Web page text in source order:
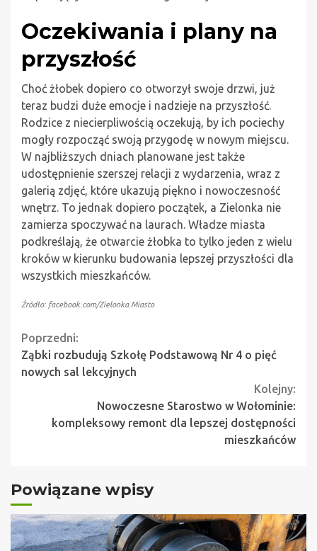
Oczekiwania i plany na
przyszłość
Choć żłobek dopiero co otworzył swoje drzwi, już
teraz budzi duże emocje i nadzieje na przyszłość.
Rodzice z niecierpliwością oczekują, by ich pociechy
mogły rozpocząć swoją przygodę w nowym miejscu.
W najbliższych dniach planowane jest także
udostępnienie szerszej relacji z wydarzenia, wraz z
galerią zdjęć, które ukazują piękno i nowoczesność
wnętrz. To jednak dopiero początek, a Zielonka nie
zamierza spoczywać na laurach. Władze miasta
podkreślają, że otwarcie żłobka to tylko jeden z wielu
kroków w kierunku budowania lepszej przyszłości dla
wszystkich mieszkańców.
Źródło: facebook.com/Zielonka.Miasto
Continue
Reading
Poprzedni:
Ząbki rozbudują Szkołę Podstawową Nr 4 o pięć
nowych sal lekcyjnych
Kolejny:
Nowoczesne Starostwo w Wołominie:
kompleksowy remont dla lepszej dostępności
mieszkańców
Powiązane wpisy